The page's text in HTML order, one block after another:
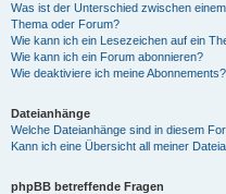
Was ist der Unterschied zwischen
Thema oder Forum?
Wie kann ich ein Lesezeichen auf ein
Wie kann ich ein Forum abonnieren?
Wie deaktiviere ich meine Abonnements?
Dateianhänge
Welche Dateianhänge sind in diesem
Kann ich eine Übersicht all meiner
phpBB betreffende Fragen